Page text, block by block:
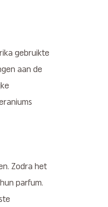
gebruikte
aan de
Zodra het
parfum.